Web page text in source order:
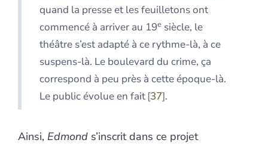
quand la presse et les feuilletons ont
commencé à arriver au 19e siècle, le
théâtre s’est adapté à ce rythme-là, à ce
suspens-là. Le boulevard du crime, ça
correspond à peu près à cette époque-là.
Le public évolue en fait 37 .
Ainsi, Edmond s’inscrit dans ce projet